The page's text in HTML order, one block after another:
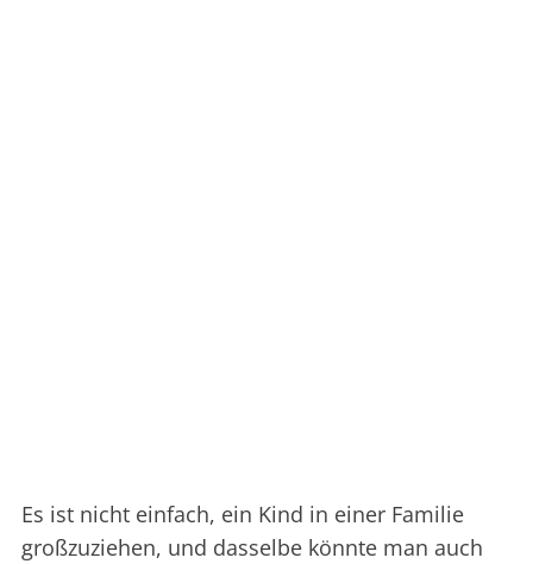
Es ist nicht einfach, ein Kind in einer Familie
großzuziehen, und dasselbe könnte man auch